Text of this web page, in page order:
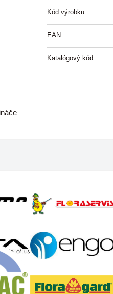
Kód výrobku
EAN
Katalógový kód